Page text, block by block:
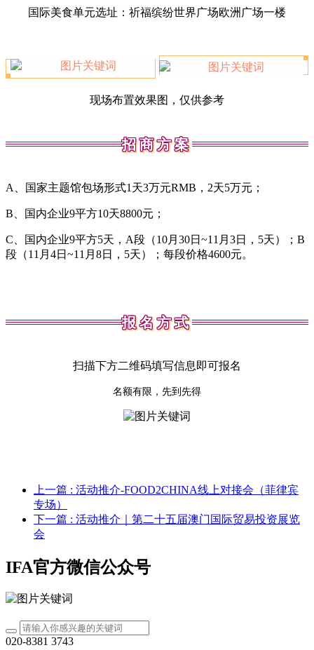
国际美食单元选址：祈福缤纷世界广场欧洲广场一楼
现场布置效果图，仅供参考
招商方案
A 、国家主题馆包场形式1天3万元RMB，2天5万元；
B 、国内企业9平方10天8800元；
C 、国内企业9平方5天，A段（10月30日~11月3日，5天）；B
段（11月4日~11月8日，5天）；每段价格4600元。
报名方式
扫描下方二维码填写信息即可报名
名额有限，先到先得
上一篇 : 活动推介-FOOD2CHINA线上对接会（菲律宾
专场）
下一篇 : 活动推介｜第二十五届澳门国际贸易投资展览
会
IFA官方微信公众号
020-8381 3743